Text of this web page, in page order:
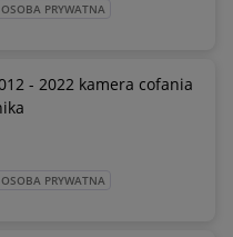
OSOBA PRYWATNA
- 2022 kamera cofania
OSOBA PRYWATNA